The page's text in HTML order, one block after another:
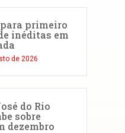
primeiro
inéditas em
de 2026
do Rio
sobre
dezembro